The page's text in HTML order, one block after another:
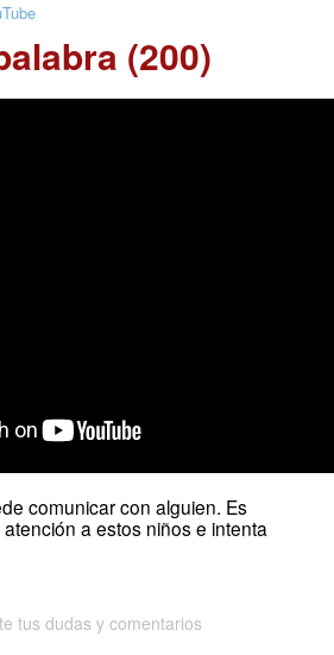
(200)
comunicar con alguien. Es
a estos niños e intenta
tus dudas y comentarios